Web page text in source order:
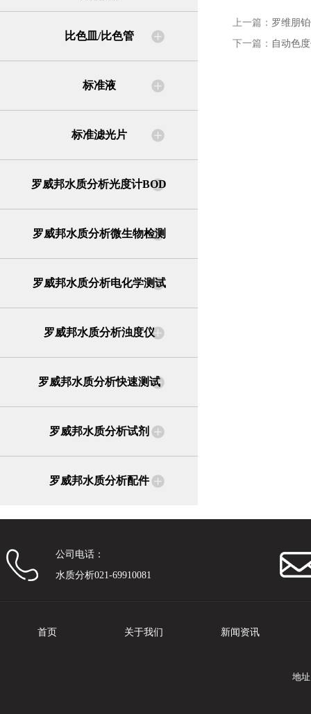
比色皿/比色管
标准液
标准滤光片
罗威邦水质分析光度计BOD
罗威邦水质分析微生物检测
罗威邦水质分析电化学测试
罗威邦水质分析浊度仪
罗威邦水质分析快速测试
罗威邦水质分析试剂
罗威邦水质分析配件
上一篇： 罗维朋
下一篇： 自动色
公司电话：
水质分析021-69910081
首页 关于我们 新闻资讯
地